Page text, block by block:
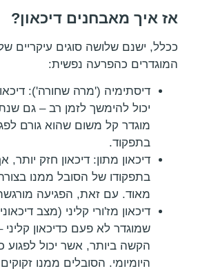
אז איך מאבחנים דיכאון?
ככלל, ישנם שלושה סוגים עיקריים
המוגדרים כהפרעה נפשית:
דיסתימיה ('מרה שחורה'):
יכול להימשך לזמן רב – גם
מוגדר קל משום שהוא גורם
בתפקוד.
דיכאון מתון: דיכאון חזק יותר,
בתפקודו של הסובל ממנו
מאוד. עם זאת, הפגיעה
דיכאון מז'ורי קליני (מצב
שמוגדר לא פעם כדיכאון קליני
הקשה ביותר, אשר יכול לפגוע
היומיומי. הסובלים ממנו